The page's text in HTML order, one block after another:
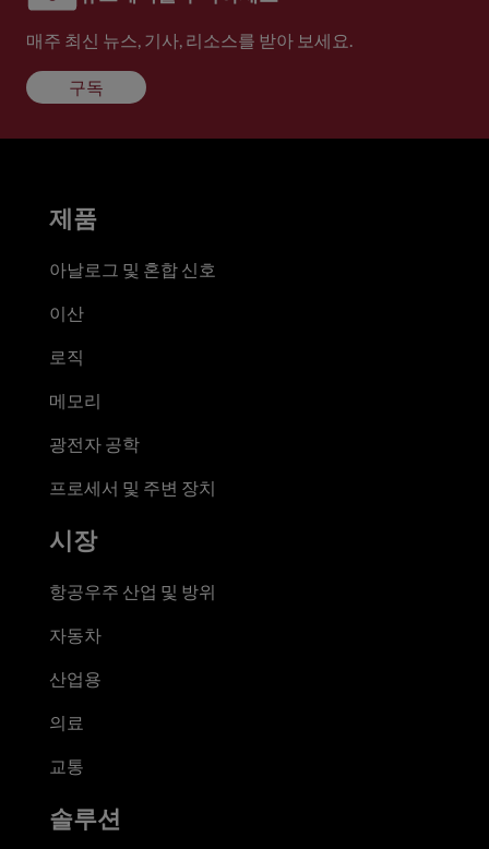
매주 최신 뉴스, 기사, 리소스를 받아 보세요.
구독
제품
아날로그 및 혼합 신호
이산
로직
메모리
광전자 공학
프로세서 및 주변 장치
시장
항공우주 산업 및 방위
자동차
산업용
의료
교통
솔루션